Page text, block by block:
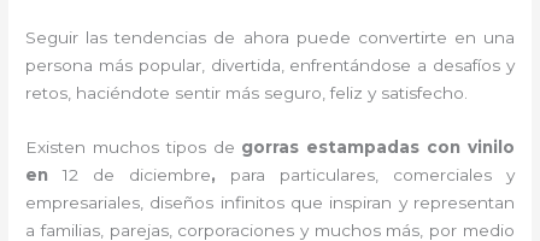
Seguir las tendencias de ahora puede convertirte en una
persona más popular, divertida, enfrentándose a desafíos y
retos, haciéndote sentir más seguro, feliz y satisfecho.
Existen muchos tipos de gorras estampadas con vinilo
en12 de diciembre, para particulares, comerciales y
empresariales, diseños infinitos que inspiran y representan
a familias, parejas, corporaciones y muchos más, por medio